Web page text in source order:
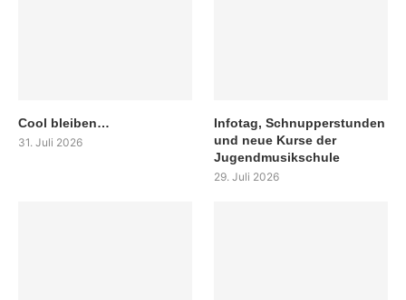
Cool bleiben…
31. Juli 2026
Infotag, Schnupperstunden
und neue Kurse der
Jugendmusikschule
29. Juli 2026